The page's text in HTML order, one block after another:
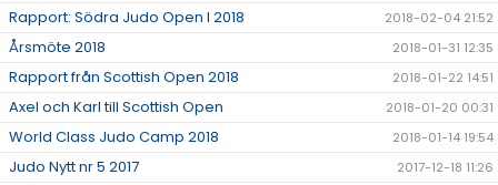
Rapport: Södra Judo Open I 2018 2018-02-04 21:52
Årsmöte 2018 2018-01-31 12:35
Rapport från Scottish Open 2018 2018-01-22 14:51
Axel och Karl till Scottish Open 2018-01-20 00:31
World Class Judo Camp 2018 2018-01-14 19:54
Judo Nytt nr 5 2017 2017-12-18 11:26